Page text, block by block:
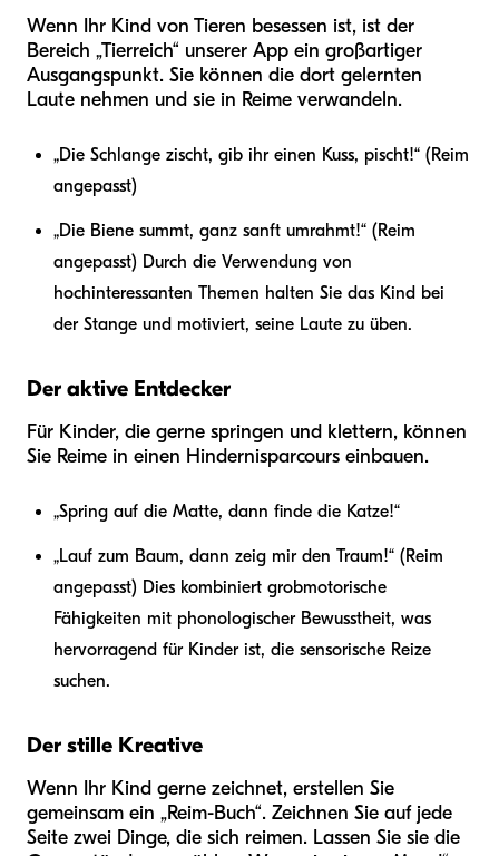
Wenn Ihr Kind von Tieren besessen ist, ist der
Bereich „Tierreich“ unserer App ein großartiger
Ausgangspunkt. Sie können die dort gelernten
Laute nehmen und sie in Reime verwandeln.
„Die Schlange zischt, gib ihr einen Kuss, pischt!“ (Reim
angepasst)
„Die Biene summt, ganz sanft umrahmt!“ (Reim
angepasst) Durch die Verwendung von
hochinteressanten Themen halten Sie das Kind bei
der Stange und motiviert, seine Laute zu üben.
Der aktive Entdecker
Für Kinder, die gerne springen und klettern, können
Sie Reime in einen Hindernisparcours einbauen.
„Spring auf die Matte, dann finde die Katze!“
„Lauf zum Baum, dann zeig mir den Traum!“ (Reim
angepasst) Dies kombiniert grobmotorische
Fähigkeiten mit phonologischer Bewusstheit, was
hervorragend für Kinder ist, die sensorische Reize
suchen.
Der stille Kreative
Wenn Ihr Kind gerne zeichnet, erstellen Sie
gemeinsam ein „Reim-Buch“. Zeichnen Sie auf jede
Seite zwei Dinge, die sich reimen. Lassen Sie sie die